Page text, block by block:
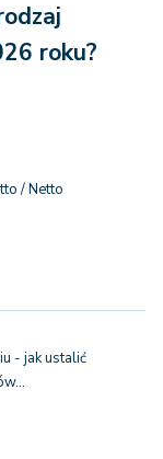
roku?
/ Netto
- jak ustalić